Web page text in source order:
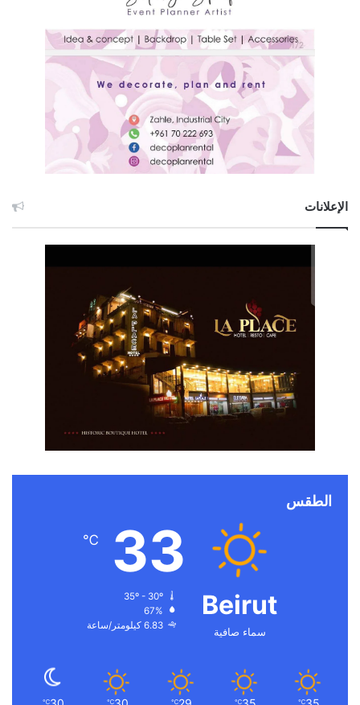
الإعلانات
الطقس
Beirut
سماء صافية
33
℃
67%
6.83 كيلومتر/ساعة
℃
℃
℃
℃
℃